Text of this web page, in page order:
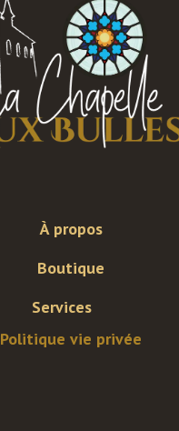
À propos
Boutique
Services
Politique vie privée